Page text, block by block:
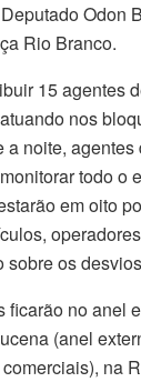
Odon
Rio Branco.
15 agentes
nos
a noite,
todo o
em oito
sobre os
ficarão no anel
(anel
na